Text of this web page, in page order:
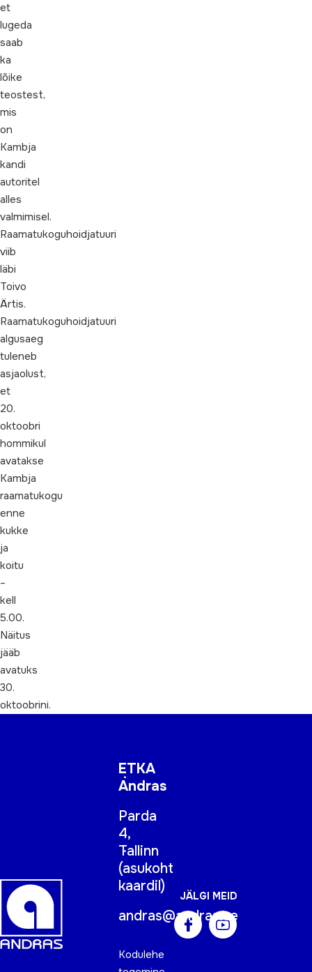
et
lugeda
saab
ka
lõike
teostest,
mis
on
Kambja
kandi
autoritel
alles
valmimisel.
Raamatukoguhoidjatuuri
viib
läbi
Toivo
Ärtis.
Raamatukoguhoidjatuuri
algusaeg
tuleneb
asjaolust,
et
20.
oktoobri
hommikul
avatakse
Kambja
raamatukogu
enne
kukke
ja
koitu
–
kell
5.00.
Näitus
jääb
avatuks
30.
oktoobrini.
ETKA
Andras
Parda
4,
Tallinn
(asukoht
kaardil)
andras@andras.ee
Kodulehe
JÄLGI MEID